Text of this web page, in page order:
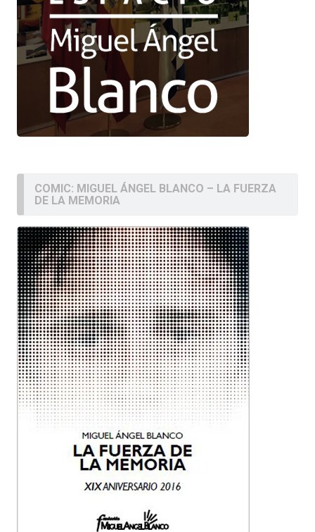
COMIC: MIGUEL ÁNGEL BLANCO – LA FUERZA
DE LA MEMORIA